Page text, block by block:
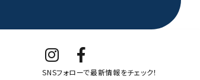
SNSフォローで最新情報をチェック！